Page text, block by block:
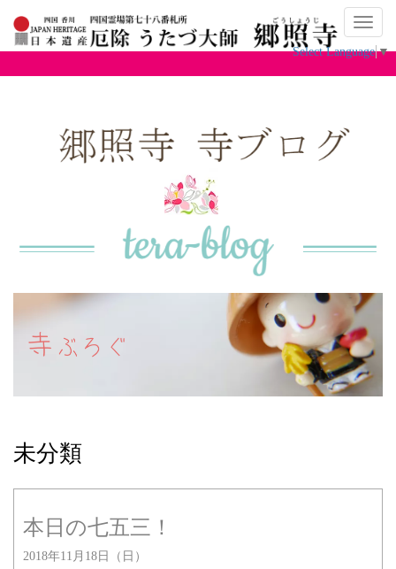
ナ
ビ
ゲ
ー
Select Language ▼
未分類
本日の七五三！
2018年11月18日（日）